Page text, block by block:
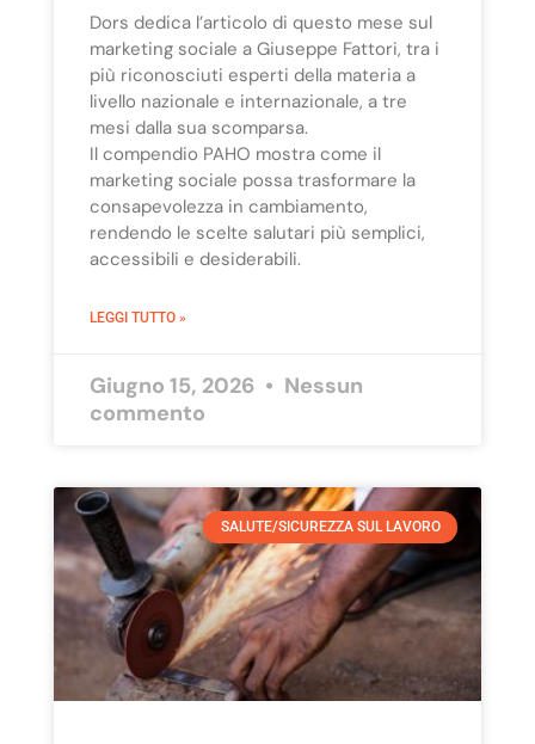
Dors dedica l’articolo di questo mese sul
marketing sociale a Giuseppe Fattori, tra i
più riconosciuti esperti della materia a
livello nazionale e internazionale, a tre
mesi dalla sua scomparsa.
Il compendio PAHO mostra come il
marketing sociale possa trasformare la
consapevolezza in cambiamento,
rendendo le scelte salutari più semplici,
accessibili e desiderabili.
LEGGI TUTTO »
Giugno 15, 2026
Nessun
commento
SALUTE/SICUREZZA SUL LAVORO